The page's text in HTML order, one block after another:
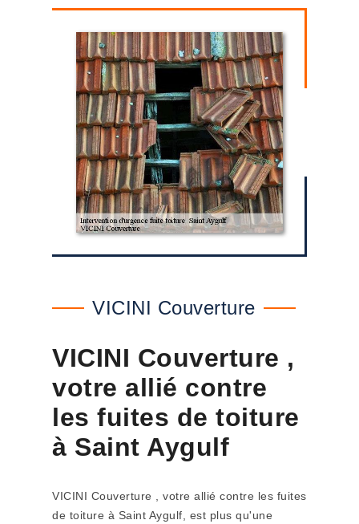
VICINI Couverture
VICINI Couverture ,
votre allié contre
les fuites de toiture
à Saint Aygulf
VICINI Couverture , votre allié contre les fuites
de toiture à Saint Aygulf, est plus qu'une